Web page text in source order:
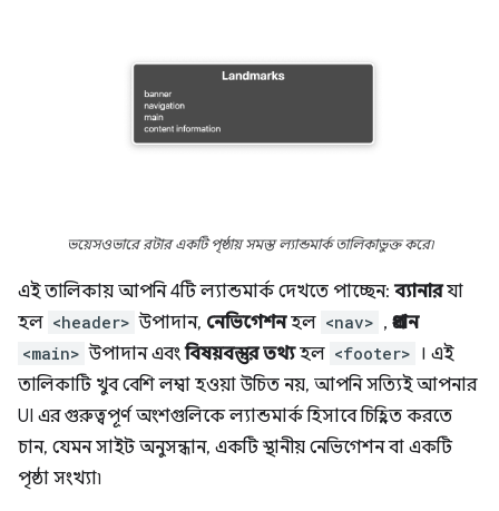
ভয়েসওভারে রটার একটি পৃষ্ঠায় সমস্ত ল্যান্ডমার্ক তালিকাভুক্ত করে৷
এই তালিকায় আপনি 4টি ল্যান্ডমার্ক দেখতে পাচ্ছেন: ব্যানারযা
হল <header> উপাদান, নেভিগেশনহল <nav> , প্রধান
<main> উপাদান এবংবিষয়বস্তুর তথ্যহল <footer> । এই
তালিকাটি খুব বেশি লম্বা হওয়া উচিত নয়, আপনি সত্যিই আপনার
UI এর গুরুত্বপূর্ণ অংশগুলিকে ল্যান্ডমার্ক হিসাবে চিহ্নিত করতে
চান, যেমন সাইট অনুসন্ধান, একটি স্থানীয় নেভিগেশন বা একটি
পৃষ্ঠা সংখ্যা৷